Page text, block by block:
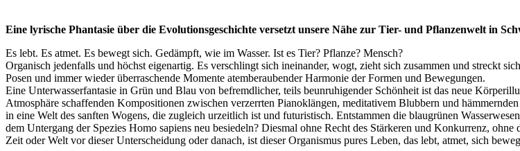
Eine lyrische Phantasie über die Evolutionsgeschichte versetzt unsere Nähe zur Tier- und Pflanzenwelt in
Es lebt. Es atmet. Es bewegt sich. Gedämpft, wie im Wasser. Ist es Tier? Pflanze? Mensch?
Organisch jedenfalls und höchst eigenartig. Es verschlingt sich ineinander, wogt, zieht sich zusammen und streckt
Posen und immer wieder überraschende Momente atemberaubender Harmonie der Formen und Bewegungen.
Eine Unterwasserfantasie in Grün und Blau von befremdlicher, teils beunruhigender Schönheit ist das neue
Atmosphäre schaffenden Kompositionen zwischen verzerrten Pianoklängen, meditativem Blubbern und
in eine Welt des sanften Wogens, die zugleich urzeitlich ist und futuristisch. Entstammen die blaugrünen
dem Untergang der Spezies Homo sapiens neu besiedeln? Diesmal ohne Recht des Stärkeren und Konkurrenz,
Zeit oder Welt vor dieser Unterscheidung oder danach, ist dieser Organismus pures Leben, das lebt, atmet, sich